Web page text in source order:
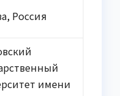
Россия
имени